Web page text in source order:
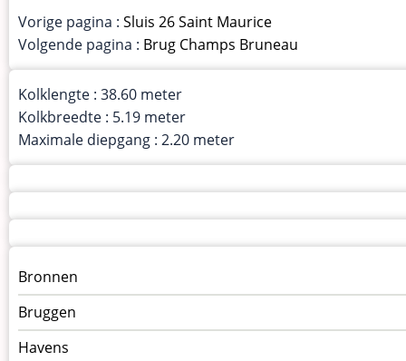
Vorige pagina : Sluis 26 Saint Maurice
Volgende pagina : Brug Champs Bruneau
Kolklengte : 38.60 meter
Kolkbreedte : 5.19 meter
Maximale diepgang : 2.20 meter
Menu
kunstwerken
op
kunstwerkpagina
Bronnen
Bruggen
Havens